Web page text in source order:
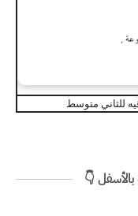
للثاني متوسط
بالأسفل 👇